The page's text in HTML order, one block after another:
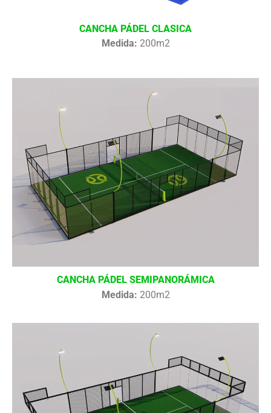
CANCHA PÁDEL CLASICA
Medida: 200m2
CANCHA PÁDEL SEMIPANORÁMICA
Medida: 200m2